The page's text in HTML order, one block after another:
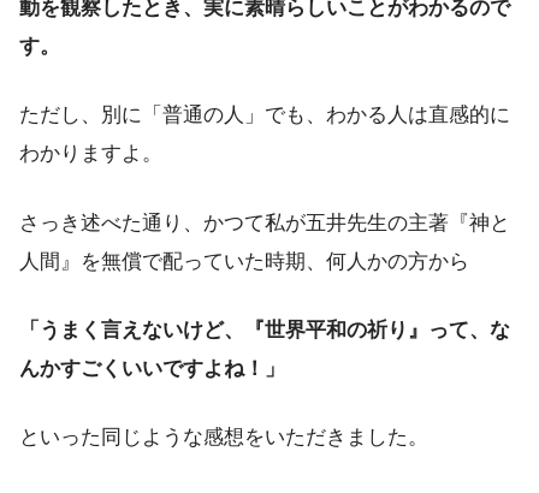
動を観察したとき、実に素晴らしいことがわかるので
す。
ただし、別に「普通の人」でも、わかる人は直感的に
わかりますよ。
さっき述べた通り、かつて私が五井先生の主著『神と
人間』を無償で配っていた時期、何人かの方から
「うまく言えないけど、『世界平和の祈り』って、な
んかすごくいいですよね！」
といった同じような感想をいただきました。